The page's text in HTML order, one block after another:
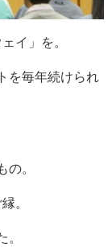
イ」を。
を毎年続けられ
の。
。
。